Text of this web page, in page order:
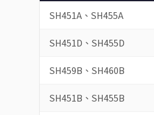
SH451A、SH455A
SH451D、SH455D
SH459B、SH460B
SH451B、SH455B